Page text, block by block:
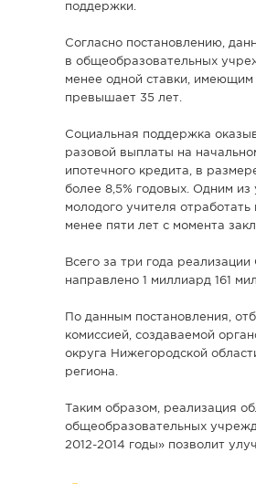
поддержки.
Согласно постановлению,
в общеобразовательных
менее одной ставки, имеющим
превышает 35 лет.
Социальная поддержка
разовой выплаты на
ипотечного кредита, в
более 8,5% годовых. Одним из
молодого учителя
менее пяти лет с момента
Всего за три года
направлено 1 миллиард 161
По данным постановления,
комиссией, создаваемой
округа Нижегородской
региона.
Таким образом, реализация
общеобразовательных
2012-2014 годы» позволит